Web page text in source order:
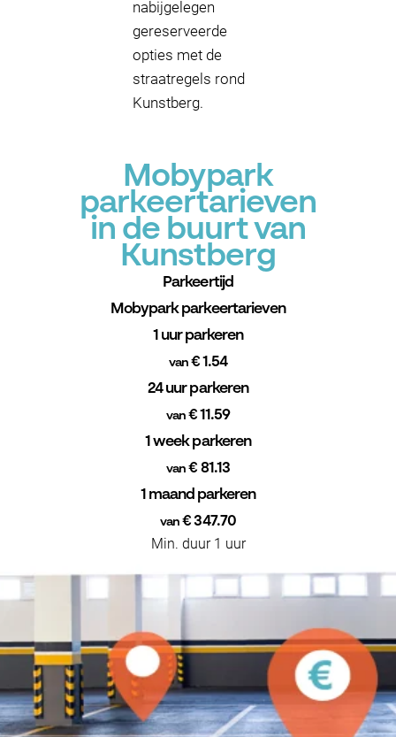
nabijgelegen
gereserveerde
opties met de
straatregels rond
Kunstberg.
Mobypark
parkeertarieven
in de buurt van
Kunstberg
Parkeertijd
Mobypark parkeertarieven
1 uur parkeren
van€ 1.54
24 uur parkeren
van€ 11.59
1 week parkeren
van € 81.13
1 maand parkeren
van € 347.70
Min. duur 1 uur